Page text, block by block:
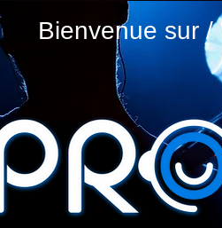
Bienvenue sur /